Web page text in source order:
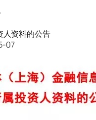
人资料的公告
07